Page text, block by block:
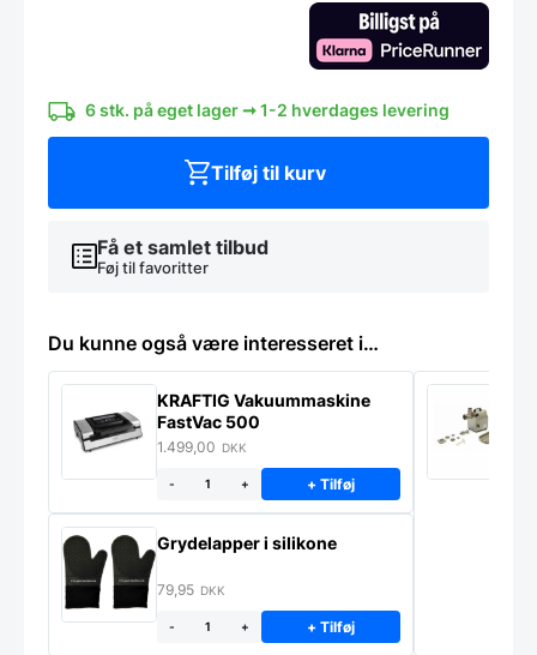
6 stk. på eget lager ➞ 1-2 hverdages levering
Få et samlet tilbud
Føj til favoritter
Tilføj til kurv
Du kunne også være interesseret i…
KRAFTIG Vakuummaskine
FastVac 500
1.499,00 DKK
- + + Tilføj
Grydelapper i silikone
79,95 DKK
- + + Tilføj